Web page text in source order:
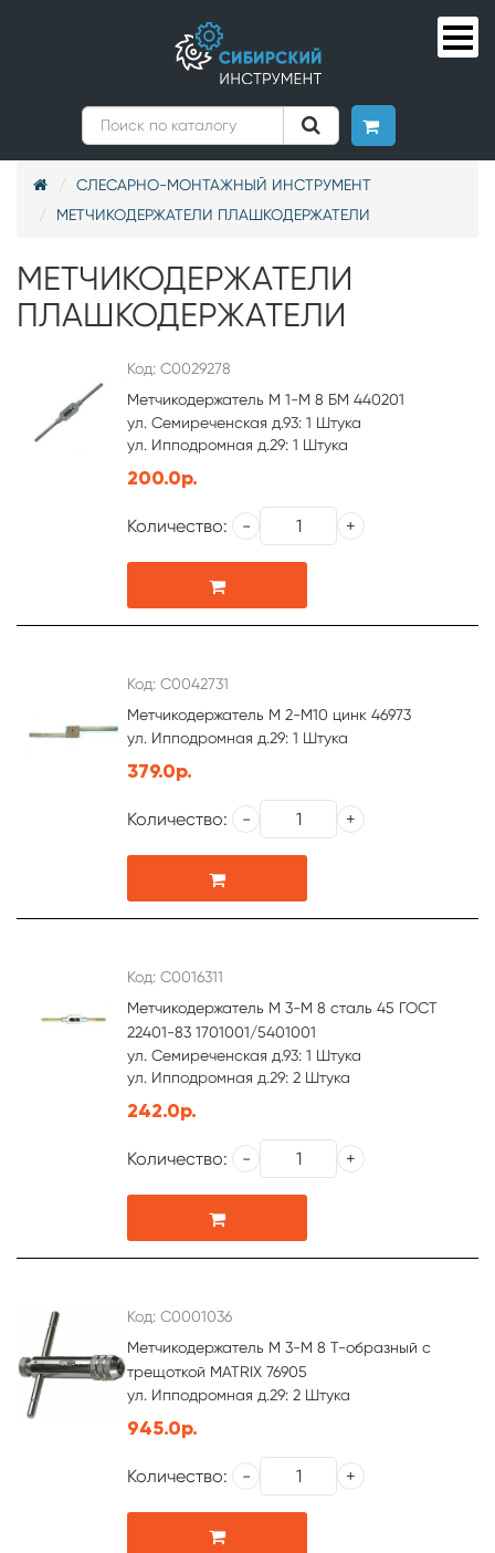
СЛЕСАРНО-МОНТАЖНЫЙ ИНСТРУМЕНТ
МЕТЧИКОДЕРЖАТЕЛИ ПЛАШКОДЕРЖАТЕЛИ
МЕТЧИКОДЕРЖАТЕЛИ
ПЛАШКОДЕРЖАТЕЛИ
Код: С0029278
Метчикодержатель М 1-М 8 БМ 440201
ул. Семиреченская д.93: 1 Штука
ул. Ипподромная д.29: 1 Штука
200.0р.
Количество:
Код: С0042731
Метчикодержатель М 2-М10 цинк 46973
ул. Ипподромная д.29: 1 Штука
379.0р.
Количество:
Код: С0016311
Метчикодержатель М 3-М 8 сталь 45 ГОСТ
22401-83 1701001/5401001
ул. Семиреченская д.93: 1 Штука
ул. Ипподромная д.29: 2 Штука
242.0р.
Количество:
Код: С0001036
Метчикодержатель М 3-М 8 Т-образный с
трещоткой MATRIX 76905
ул. Ипподромная д.29: 2 Штука
945.0р.
Количество: